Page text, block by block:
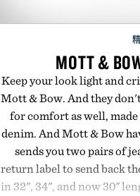
MOTT &
Keep your look light and
Mott & Bow. And they
for comfort as well,
denim. And Mott & Bow
sends you two pairs of
return label to send back
in 32", 34", and now 30"